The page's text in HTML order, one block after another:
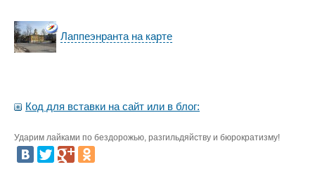
Лаппеэнранта на карте
Код для вставки на сайт или в блог:
Ударим лайками по бездорожью, разгильдяйству и бюрократизму!